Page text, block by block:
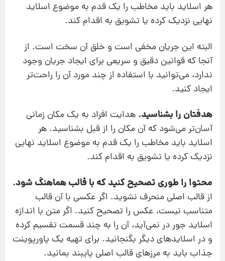
هر اسلاید باید مخاطب را یک قدم به موضوع اسلاید
نهایی نزدیک کرده یا تشویق به اقدام کند.
البته این جریان مخفی است و خلق آن سخت است. از
آنجا که قوانین دقیق و سریعی برای ایجاد جریان وجود
ندارد، می‌توانید با استفاده از چند مورد آن را راحت‌تر
ایجاد کنید.
هدفتان را بشناسید. هدایت افراد به یک مکان زمانی
آسان‌تر می‌شود که آن مکان را از قبل بشناسید. هر
اسلاید باید مخاطب را یک قدم به موضوع اسلاید نهایی
نزدیک کرده یا تشویق به اقدام کند.
محتوا را طوری تصحیح کنید که با قالب هماهنگ شود.
از قالب اصلی منحرف نشوید. اگر عکسی با آن قالب
متناسب نیست، عکس را تصحیح کنید. اگر متن با اندازه
اسلاید جور در نمی‌آید، آن را به چند قسمت تقسیم کرده
و در اسلایدهای دیگر بگنجانید. برای تهیه یک پاورپوینت
جذاب باید به مرزهای قالب اصلی پایبند بمانید.